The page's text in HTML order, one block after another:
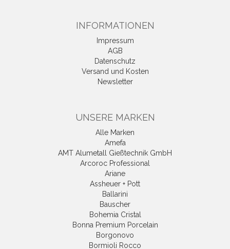
INFORMATIONEN
Impressum
AGB
Datenschutz
Versand und Kosten
Newsletter
UNSERE MARKEN
Alle Marken
Amefa
AMT Alumetall Gießtechnik GmbH
Arcoroc Professional
Ariane
Assheuer + Pott
Ballarini
Bauscher
Bohemia Cristal
Bonna Premium Porcelain
Borgonovo
Bormioli Rocco